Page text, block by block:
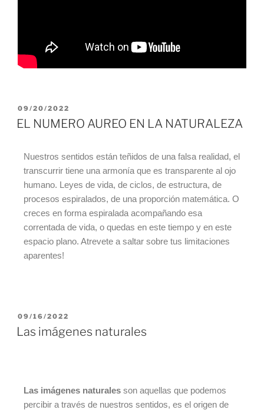
09/20/2022
EL NUMERO AUREO EN LA NATURALEZA
Nuestros sentidos están teñidos de una falsa realidad, el
transcurrir tiene una armonía que es transparente al ojo
humano. Leyes de vida, de ciclos, de estructura, de
procesos espiralados, de una proporción matemática. O
creces en forma espiralada acompañando esa
correntada de vida, o quedas en este tiempo y en este
espacio plano. Atrevete a saltar sobre tus limitaciones
aparentes!
09/16/2022
Las imágenes naturales
Las imágenes naturales son aquellas que podemos
percibir a través de nuestros sentidos, es el origen de